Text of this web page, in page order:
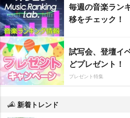
毎週の音楽ラン
移をチェック！
試写会、登壇イ
どプレゼント！
プレゼント特集
新着トレンド